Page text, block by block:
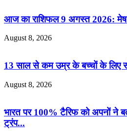
आज का राशिफल 9 अगस्त 2026:
August 8, 2026
13 साल से कम उम्र के बच्चों के लिए
August 8, 2026
भारत पर 100% टैरिफ को अपनों ने
ट्रंप...